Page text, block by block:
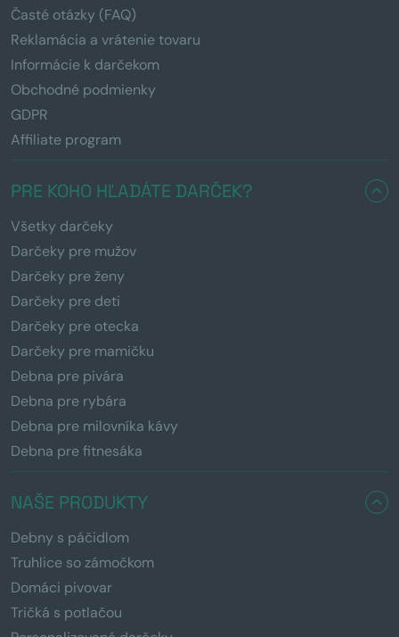
Časté otázky (FAQ)
Reklamácia a vrátenie tovaru
Informácie k darčekom
Obchodné podmienky
GDPR
Affiliate program
PRE KOHO HĽADÁTE DARČEK?
Všetky darčeky
Darčeky pre mužov
Darčeky pre ženy
Darčeky pre deti
Darčeky pre otecka
Darčeky pre mamičku
Debna pre pivára
Debna pre rybára
Debna pre milovníka kávy
Debna pre fitnesáka
NAŠE PRODUKTY
Debny s páčidlom
Truhlice so zámočkom
Domáci pivovar
Tričká s potlačou